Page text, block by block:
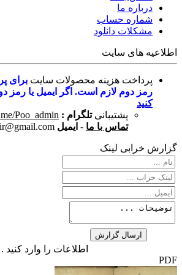
درباره ما
شماره حساب
مشکلات دانلود
اطلاعیه های سایت
پرداخت هزینه محصولات سایت برای
رمز دوم لازم است. اگر ایمیل یا رمز
کنید
پشتیبانی تلگرام : Poo_admin
تماس با ما - ایمیل
گزارش خرابی لینک
اطلاعات را وارد کنید .
PDF